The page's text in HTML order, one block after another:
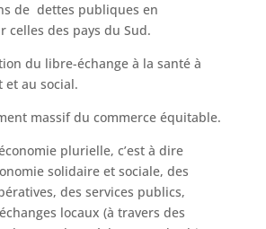
de dettes publiques en
celles des pays du Sud.
du libre-échange à la santé à
et au social.
massif du commerce équitable.
plurielle, c’est à dire
solidaire et sociale, des
des services publics,
locaux (à travers des